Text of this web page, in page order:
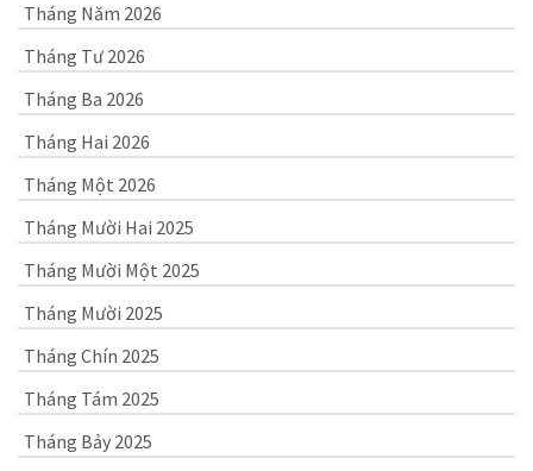
Tháng Năm 2026
Tháng Tư 2026
Tháng Ba 2026
Tháng Hai 2026
Tháng Một 2026
Tháng Mười Hai 2025
Tháng Mười Một 2025
Tháng Mười 2025
Tháng Chín 2025
Tháng Tám 2025
Tháng Bảy 2025